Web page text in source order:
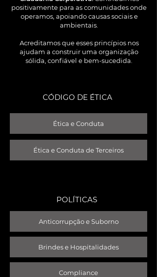
positivamente para as comunidades onde
operamos, apoiando causas sociais e
ambientais.
Acreditamos que esses princípios nos
ajudam a construir uma organização
sólida, confiável e bem-sucedida.
CÓDIGO DE ÉTICA
Ética e Conduta
Ética e Conduta de Terceiros
POLÍTICAS
Anticorrupção e Suborno
Brindes e Hospitalidades
Compliance